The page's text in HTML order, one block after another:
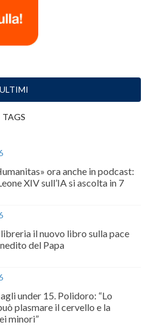
ULTIMI
TAGS
ora anche in podcast:
XIV sull’IA si ascolta in 7
libreria il nuovo libro sulla pace
del Papa
under 15. Polidoro: “Lo
plasmare il cervello e la
minori”